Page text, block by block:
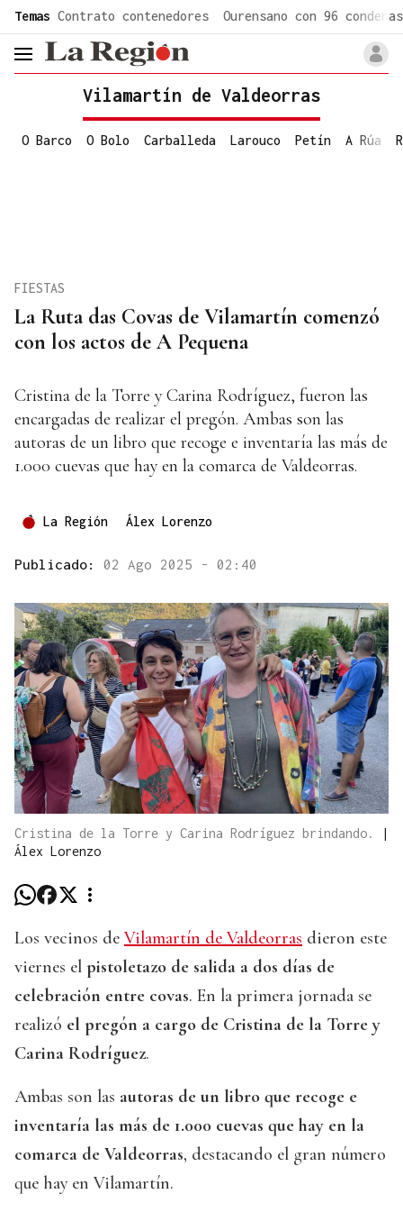
Temas Contrato contenedores Ourensano con 96 condenas
header.menu.open
Vilamartín de Valdeorras
O Barco O Bolo Carballeda Larouco Petín A Rúa
La Ruta das Covas de Vilamartín comenzó
con los actos de A Pequena
FIESTAS
Cristina de la Torre y Carina Rodríguez, fueron las
encargadas de realizar el pregón. Ambas son las
autoras de un libro que recoge e inventaría las más de
1.000 cuevas que hay en la comarca de Valdeorras.
La Región Álex Lorenzo
Publicado: 02 Ago 2025 - 02:40
Cristina de la Torre y Carina Rodríguez brindando.
|
Álex Lorenzo
Los vecinos de Vilamartín de Valdeorras dieron este
viernes el pistoletazo de salida a dos días de
celebración entre covas. En la primera jornada se
realizó el pregón a cargo de Cristina de la Torre y
Carina Rodríguez.
Ambas son las autoras de un libro que recoge e
inventaría las más de 1.000 cuevas que hay en la
comarca de Valdeorras, destacando el gran número
que hay en Vilamartín.